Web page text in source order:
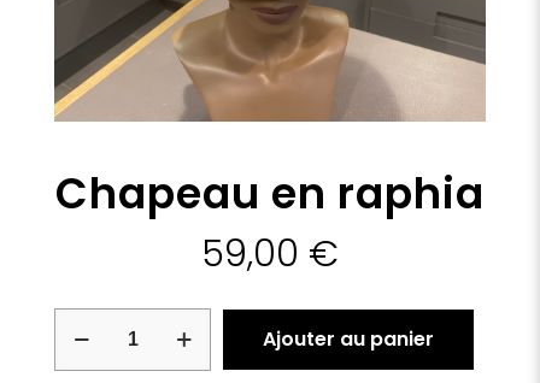
Chapeau en raphia
59,00 €
Ajouter au panier